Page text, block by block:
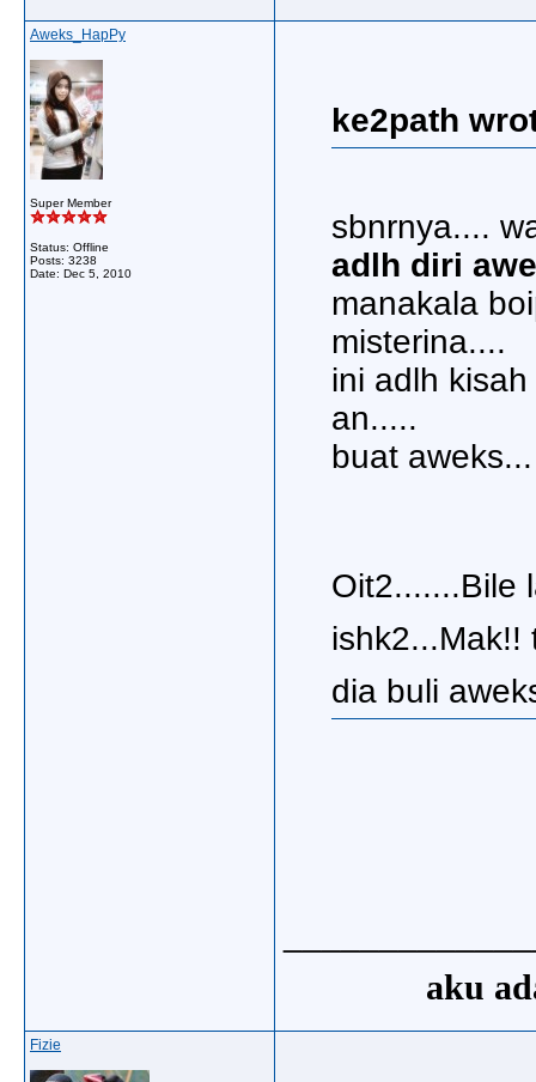
Aweks_HapPy
Super Member
Status: Offline
Posts: 3238
Date: Dec 5, 2010
ke2path
sbnrnya....
adlh diri
manakala
misterina....
ini adlh
an.....
buat
Oit2.......Bile
ishk2...Mak!!
dia buli
aku
Fizie